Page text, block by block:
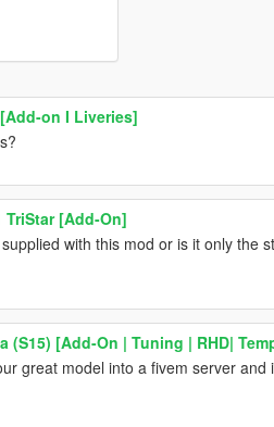
on I Liveries]
TriStar [Add-On]
with this mod or is it only the
(S15) [Add-On | Tuning | RHD|
great model into a fivem server and